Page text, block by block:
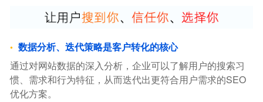
数据分析、迭代策略是客户转化的核心
通过对网站数据的深入分析，企业可以了解用户的搜索习
惯、需求和行为特征，从而迭代出更符合用户需求的SEO
优化方案。